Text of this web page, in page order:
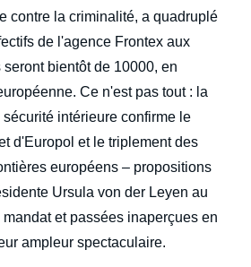
contre la criminalité, a quadruplé
de l'agence Frontex aux
bientôt de 10000, en
Ce n'est pas tout : la
intérieure confirme le
d'Europol et le triplement des
européens – propositions
Ursula von der Leyen au
et passées inaperçues en
ampleur spectaculaire.